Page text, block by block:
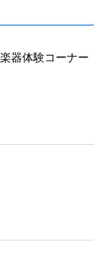
器体験コーナー